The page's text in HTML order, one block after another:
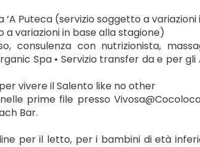
‘A Puteca (servizio soggetto a
a variazioni in base alla stagione)
consulenza con nutrizionista,
Spa • Servizio transfer da e per
vivere il Salento like no other
prime file presso
Bar.
per il letto, per i bambini di età